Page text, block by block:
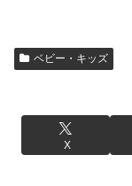
ベビー・キッズ
X